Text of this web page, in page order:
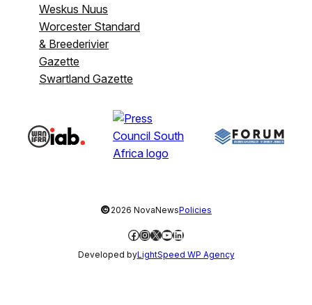
Weskus Nuus
Worcester Standard
& Breederivier
Gazette
Swartland Gazette
©2026 NovaNewsPolicies
Facebook
Instagram
X YouTube
LinkedIn
Developed byLightSpeed WP Agency